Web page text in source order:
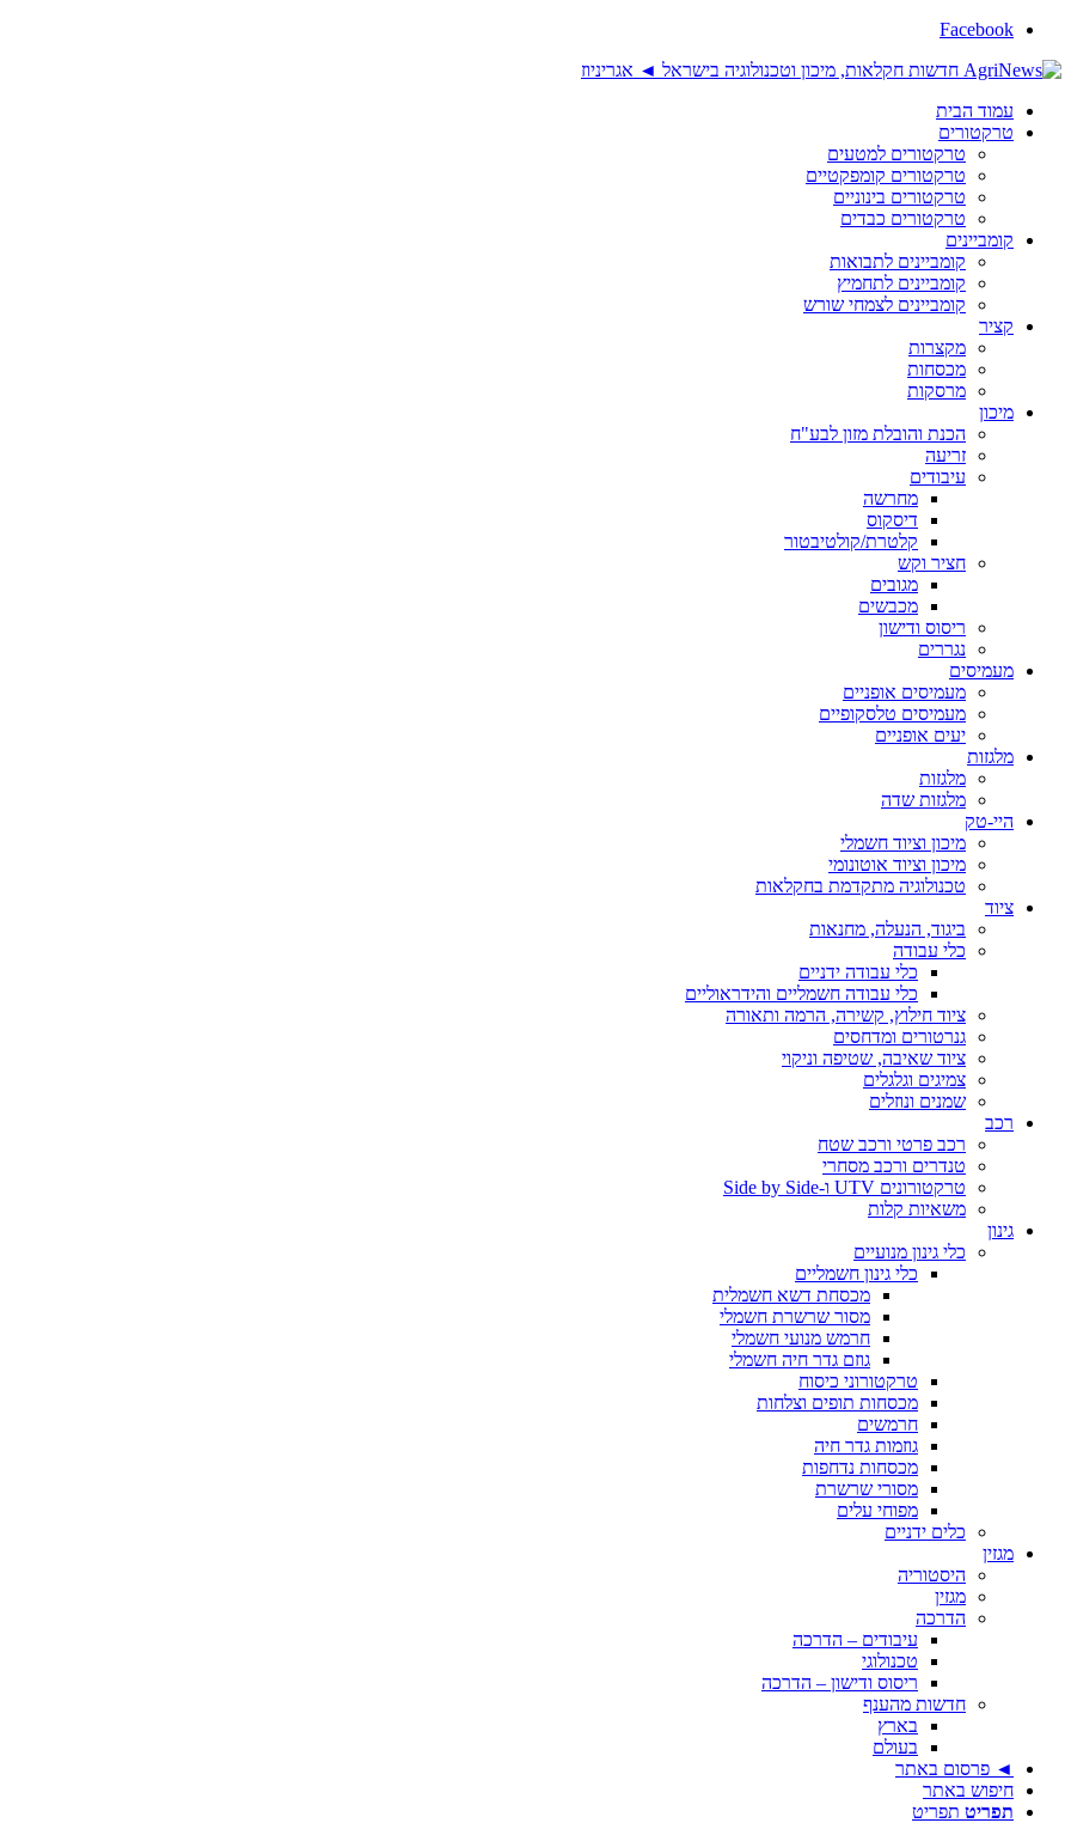
Facebook
עמוד הבית
טרקטורים
טרקטורים למטעים
טרקטורים קומפקטיים
טרקטורים בינוניים
טרקטורים כבדים
קומביינים
קומביינים לתבואות
קומביינים לתחמיץ
קומביינים לצמחי שורש
קציר
מקצרות
מכסחות
מרסקות
מיכון
הכנת והובלת מזון לבע"ח
זריעה
עיבודים
מחרשה
דיסקוס
קלטרת/קולטיבטור
חציר וקש
מגובים
מכבשים
ריסוס ודישון
נגררים
מעמיסים
מעמיסים אופניים
מעמיסים טלסקופיים
יעים אופניים
מלגזות
מלגזות
מלגזות שדה
היי-טק
מיכון וציוד חשמלי
מיכון וציוד אוטונומי
טכנולוגיה מתקדמת בחקלאות
ציוד
ביגוד, הנעלה, מחנאות
כלי עבודה
כלי עבודה ידניים
כלי עבודה חשמליים והידראוליים
ציוד חילוץ, קשירה, הרמה ותאורה
גנרטורים ומדחסים
ציוד שאיבה, שטיפה וניקוי
צמיגים וגלגלים
שמנים ונוזלים
רכב
רכב פרטי ורכב שטח
טנדרים ורכב מסחרי
טרקטורונים UTV ו-Side by Side
משאיות קלות
גינון
כלי גינון מנועיים
כלי גינון חשמליים
מכסחת דשא חשמלית
מסור שרשרת חשמלי
חרמש מנועי חשמלי
גוזם גדר חיה חשמלי
טרקטורוני כיסוח
מכסחות תופים וצלחות
חרמשים
גוזמות גדר חיה
מכסחות נדחפות
מסורי שרשרת
מפוחי עלים
כלים ידניים
מגזין
היסטוריה
מגזין
הדרכה
עיבודים – הדרכה
טכנולוגי
ריסוס ודישון – הדרכה
חדשות מהענף
בארץ
בעולם
◄ פרסום באתר
חיפוש באתר
תפריט תפריט